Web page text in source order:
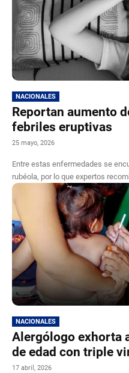
NACIONALES
Reportan aumento
febriles eruptivas
25 mayo, 2026
Entre estas enfermedades se
rubéola, por lo que expertos
NACIONALES
Alergólogo exhorta
de edad con triple
17 abril, 2026